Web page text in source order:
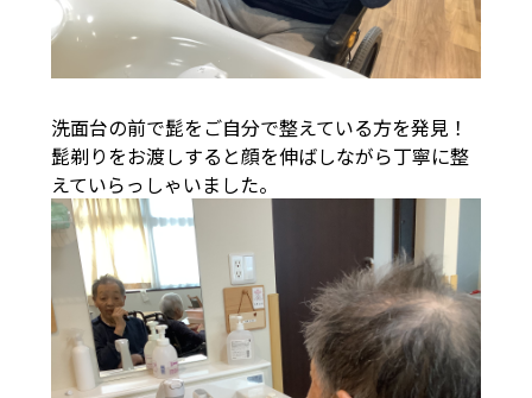
洗面台の前で髭をご自分で整えている方を発見！
髭剃りをお渡しすると顔を伸ばしながら丁寧に整
えていらっしゃいました。